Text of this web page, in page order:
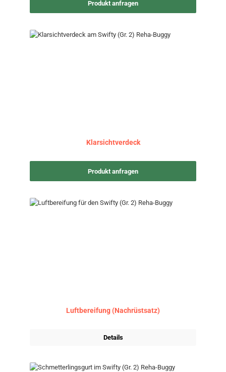
Produkt anfragen
Klarsichtverdeck
Produkt anfragen
Luftbereifung (Nachrüstsatz)
Details